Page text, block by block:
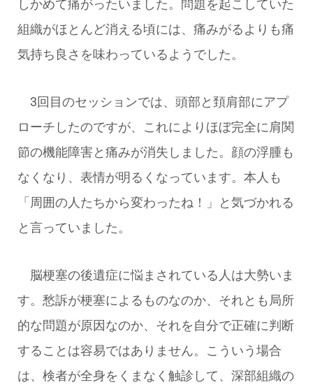
しかめて痛がったいました。問題を起こしていた
組織がほとんど消える頃には、痛みがるよりも痛
気持ち良さを味わっているようでした。
3回目のセッションでは、頭部と頚肩部にアプ
ローチしたのですが、これによりほぼ完全に肩関
節の機能障害と痛みが消失しました。顔の浮腫も
なくなり、表情が明るくなっています。本人も
「周囲の人たちから変わったね！」と気づかれる
と言っていました。
脳梗塞の後遺症に悩まされている人は大勢いま
す。愁訴が梗塞によるものなのか、それとも局所
的な問題が原因なのか、それを自分で正確に判断
することは容易ではありません。こういう場合
は、検者が全身をくまなく触診して、深部組織の